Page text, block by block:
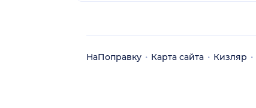
НаПоправку Карта сайта Кизляр